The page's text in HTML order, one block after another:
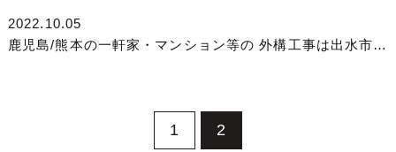
2022.10.05
鹿児島/熊本の一軒家・マンション等の 外構工事は出水市の株式...
1 2